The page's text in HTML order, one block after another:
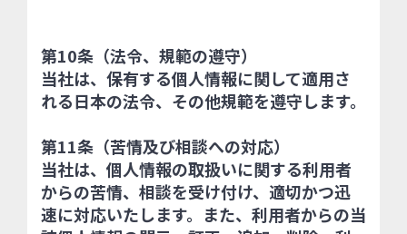
第10条（法令、規範の遵守）
当社は、保有する個人情報に関して適用さ
れる日本の法令、その他規範を遵守します。
第11条（苦情及び相談への対応）
当社は、個人情報の取扱いに関する利用者
からの苦情、相談を受け付け、適切かつ迅
速に対応いたします。また、利用者からの当